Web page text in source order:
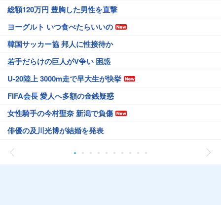
総額120万円 豊胸した男性を直撃
ヨーグルト いつ食べたらいいの
韓国サッカー協 邦人に性接待か
若手だらけの巨人がV争い 困惑
U-20陸上 3000m走で早大生が快挙
FIFA会長 愛人へ多額の金銭疑惑
女性騎手の今村聖奈 新潟で負傷
俳優の及川光博が結婚を発表